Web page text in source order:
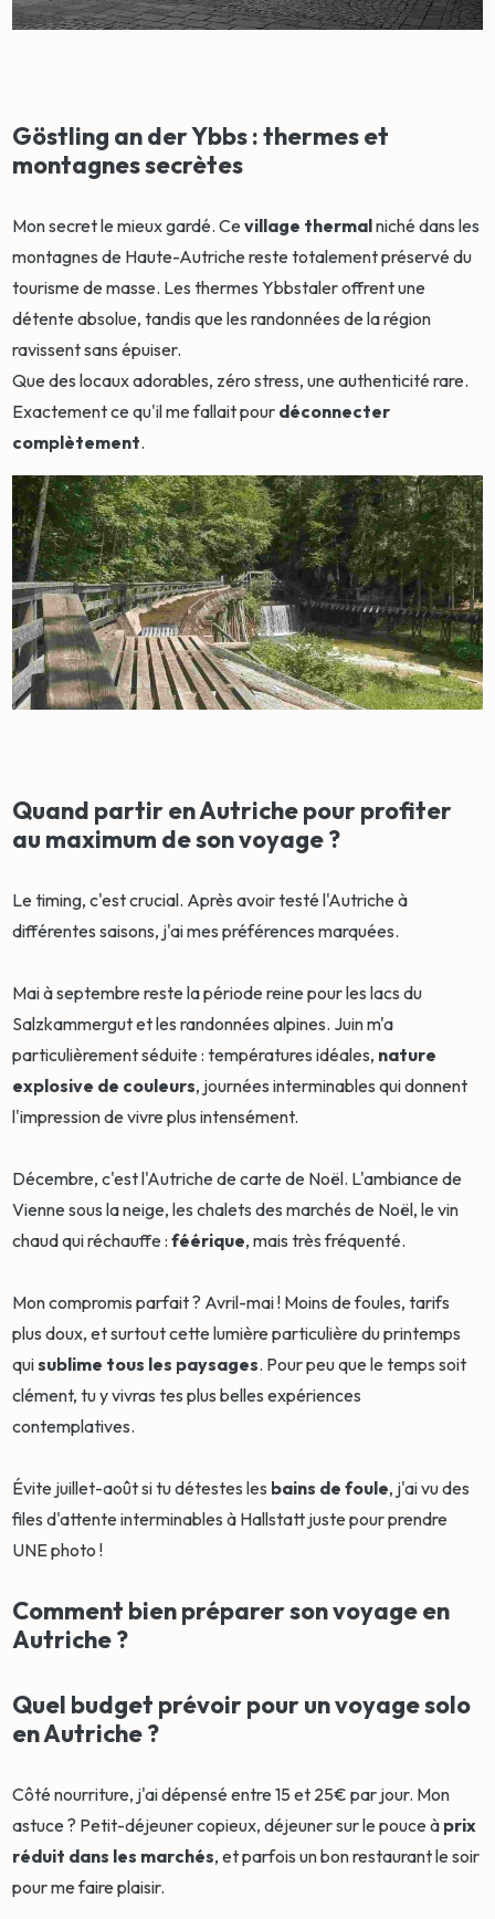
Göstling an der Ybbs : thermes et
montagnes secrètes
Mon secret le mieux gardé. Cevillage thermalniché dans les
montagnes de Haute-Autriche reste totalement préservé du
tourisme de masse. Les thermes Ybbstaler offrent une
détente absolue, tandis que les randonnées de la région
ravissent sans épuiser.
Que des locaux adorables, zéro stress, une authenticité rare.
Exactement ce qu'il me fallait pour déconnecter
complètement.
Quand partir en Autriche pour profiter
au maximum de son voyage ?
Le timing, c'est crucial. Après avoir testé l'Autriche à
différentes saisons, j'ai mes préférences marquées.
Mai à septembre reste la période reine pour les lacs du
Salzkammergut et les randonnées alpines. Juin m'a
particulièrement séduite : températures idéales, nature
explosive de couleurs, journées interminables qui donnent
l'impression de vivre plus intensément.
Décembre, c'est l'Autriche de carte de Noël. L'ambiance de
Vienne sous la neige, les chalets des marchés de Noël, le vin
chaud qui réchauffe :féérique, mais très fréquenté.
Mon compromis parfait ? Avril-mai ! Moins de foules, tarifs
plus doux, et surtout cette lumière particulière du printemps
quisublime tous les paysages. Pour peu que le temps soit
clément, tu y vivras tes plus belles expériences
contemplatives.
Évite juillet-août si tu détestes les bains de foule, j'ai vu des
files d'attente interminables à Hallstatt juste pour prendre
UNE photo !
Comment bien préparer son voyage en
Autriche ?
Quel budget prévoir pour un voyage solo
en Autriche ?
Côté nourriture, j'ai dépensé entre 15 et 25€ par jour. Mon
astuce ? Petit-déjeuner copieux, déjeuner sur le pouce à prix
réduit dans les marchés, et parfois un bon restaurant le soir
pour me faire plaisir.